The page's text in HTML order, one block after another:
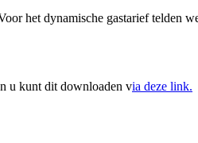
het dynamische gastarief telden
u kunt dit downloaden via deze link.